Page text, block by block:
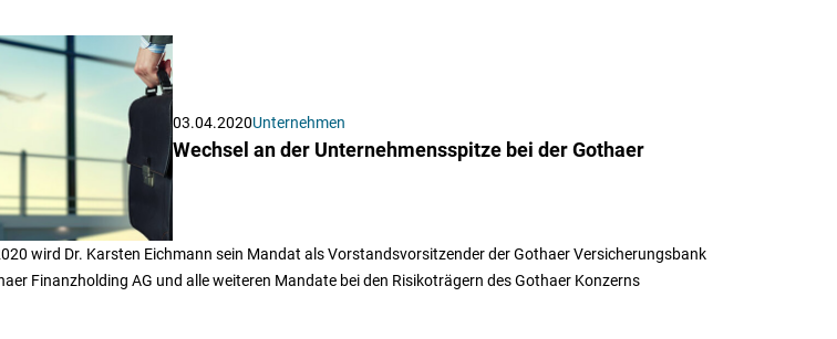
03.04.2020Unternehmen
Wechsel an der Unternehmensspitze bei der Gothaer
wird Dr. Karsten Eichmann sein Mandat als Vorstandsvorsitzender der Gothaer Versicherungsbank
Finanzholding AG und alle weiteren Mandate bei den Risikoträgern des Gothaer Konzerns